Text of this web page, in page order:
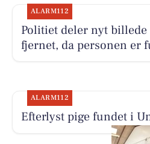
ALARM112
Politiet deler nyt billede
fjernet, da personen er
ALARM112
Efterlyst pige fundet i